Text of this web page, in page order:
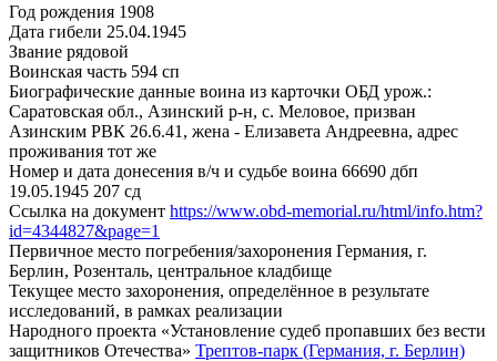
Год рождения 1908
Дата гибели 25.04.1945
Звание рядовой
Воинская часть 594 сп
Биографические данные воина из карточки ОБД урож.:
Саратовская обл., Азинский р-н, с. Меловое, призван
Азинским РВК 26.6.41, жена - Елизавета Андреевна, адрес
проживания тот же
Номер и дата донесения в/ч и судьбе воина 66690 дбп
19.05.1945 207 сд
Ссылка на документ https://www.obd-memorial.ru/html/info.htm?
id=4344827&page=1
Первичное место погребения/захоронения Германия, г.
Берлин, Розенталь, центральное кладбище
Текущее место захоронения, определённое в результате
исследований, в рамках реализации
Народного проекта «Установление судеб пропавших без вести
защитников Отечества» Трептов-парк (Германия, г. Берлин)